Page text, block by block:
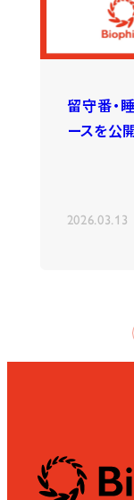
留守番・
ースを公
2026.03.13